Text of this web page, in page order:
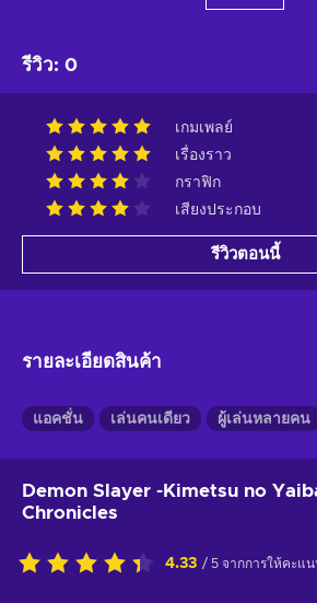
รีวิว: 0
เกมเพลย์
เรื่องราว
กราฟิก
เสียงประกอบ
รีวิวตอนนี้
รายละเอียดสินค้า
แอคชั่น เล่นคนเดียว ผู้เล่นหลายคน
Demon Slayer -Kimetsu no
Chronicles
4.33 / 5 จากการให้คะแน